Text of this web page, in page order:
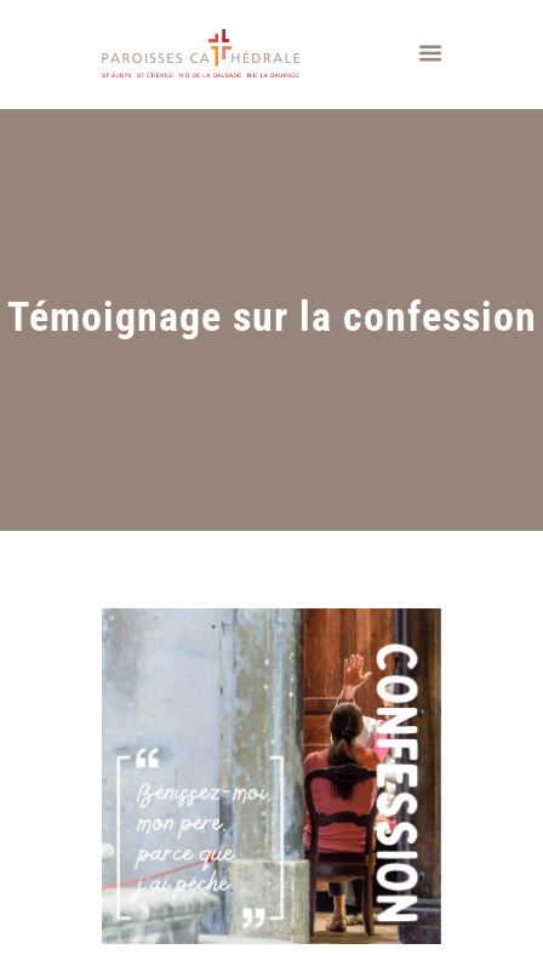
Témoignage sur la confession